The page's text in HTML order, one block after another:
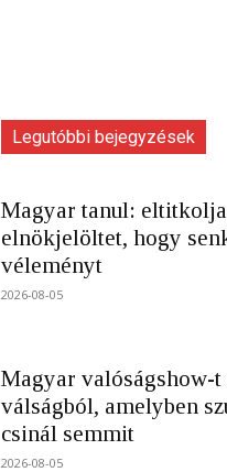
Legutóbbi bejegyzések
Magyar tanul:
elnökjelöltet, hogy
véleményt
2026-08-05
Magyar valóságshow-t
válságból, amelyben
csinál semmit
2026-08-05